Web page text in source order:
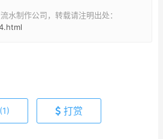
水制作公司，转载请注明出处：
(1) 打赏